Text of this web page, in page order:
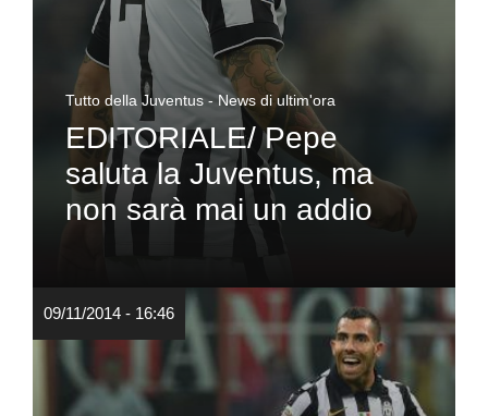
Tutto della Juventus - News di ultim'ora
EDITORIALE/ Pepe
saluta la Juventus, ma
non sarà mai un addio
09/11/2014 - 16:46